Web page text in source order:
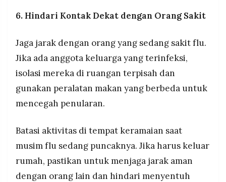
6. Hindari Kontak Dekat dengan Orang Sakit
Jaga jarak dengan orang yang sedang sakit flu.
Jika ada anggota keluarga yang terinfeksi,
isolasi mereka di ruangan terpisah dan
gunakan peralatan makan yang berbeda untuk
mencegah penularan.
Batasi aktivitas di tempat keramaian saat
musim flu sedang puncaknya. Jika harus keluar
rumah, pastikan untuk menjaga jarak aman
dengan orang lain dan hindari menyentuh